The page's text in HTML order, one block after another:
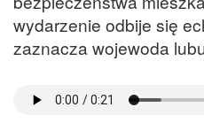
wydarzenie odbije się
zaznacza wojewoda